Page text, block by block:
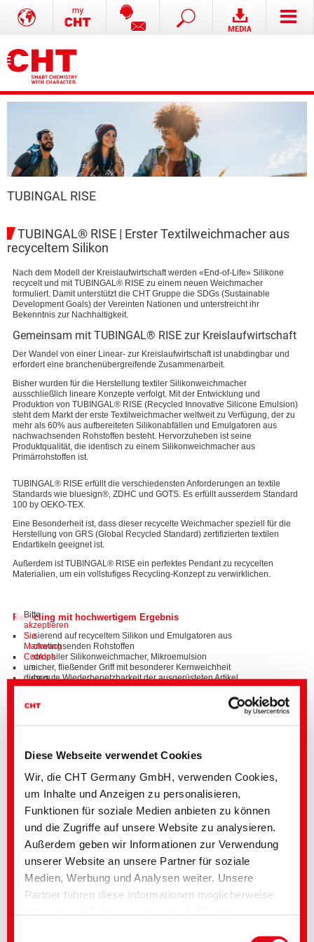
Diese Webseite verwendet Cookies
Wir, die CHT Germany GmbH, verwenden Cookies,
um Inhalte und Anzeigen zu personalisieren,
Funktionen für soziale Medien anbieten zu können
und die Zugriffe auf unsere Website zu analysieren.
Außerdem geben wir Informationen zur Verwendung
unserer Website an unsere Partner für soziale
Medien, Werbung und Analysen weiter. Unsere
Partner führen diese Informationen möglicherweise
TUBINGAL RISE
TUBINGAL® RISE | Erster Textilweichmacher aus
recyceltem Silikon
Nach dem Modell der Kreislaufwirtschaft werden «End-of-Life» Silikone
recycelt und mit TUBINGAL® RISE zu einem neuen Weichmacher
formuliert. Damit unterstützt die CHT Gruppe die SDGs (Sustainable
Development Goals) der Vereinten Nationen und unterstreicht ihr
Bekenntnis zur Nachhaltigkeit.
Gemeinsam mit TUBINGAL® RISE zur Kreislaufwirtschaft
Der Wandel von einer Linear- zur Kreislaufwirtschaft ist unabdingbar und
erfordert eine branchenübergreifende Zusammenarbeit.
Bisher wurden für die Herstellung textiler Silikonweichmacher
ausschließlich lineare Konzepte verfolgt. Mit der Entwicklung und
Produktion von TUBINGAL® RISE (Recycled Innovative Silicone Emulsion)
steht dem Markt der erste Textilweichmacher weltweit zu Verfügung, der zu
mehr als 60% aus aufbereiteten Silikonabfällen und Emulgatoren aus
nachwachsenden Rohstoffen besteht. Hervorzuheben ist seine
Produktqualität, die identisch zu einem Silikonweichmacher aus
Primärrohstoffen ist.
TUBINGAL® RISE erfüllt die verschiedensten Anforderungen an textile
Standards wie bluesign®, ZDHC und GOTS. Es erfüllt ausserdem Standard
100 by OEKO-TEX.
Eine Besonderheit ist, dass dieser recycelte Weichmacher speziell für die
Herstellung von GRS (Global Recycled Standard) zertifizierten textilen
Endartikeln geeignet ist.
Außerdem ist TUBINGAL® RISE ein perfektes Pendant zu recycelten
Materialien, um ein vollstufiges Recycling-Konzept zu verwirklichen.
Bitte
akzeptieren
Sie
Marketing
Cookies
um
dieses
Video
Recycling mit hochwertigem Ergebnis
Basierend auf recyceltem Silikon und Emulgatoren aus
nachwachsenden Rohstoffen
Hydrophiler Silikonweichmacher, Mikroemulsion
Weicher, fließender Griff mit besonderer Kernweichheit
Sehr gute Wiederbenetzbarkeit der ausgerüsteten Artikel
Verbesserung der Vernähbarkeit
Applizierbar im Foulardverfahren
TUBINGAL® RISE ist für alle Faserarten geeignet und kann daher in
folgenden textilen Einsatzbereichen angewendet werden:
Freizeitbekleidung
Sporttextilien
Outdoorbekleidung
Heimtextilien
Bitte laden Sie die Broschüre mit vielen weiteren Informationen herunter
Anwendungsberatung.